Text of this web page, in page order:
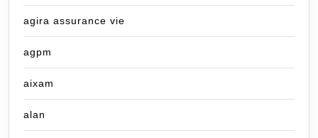
agira assurance vie
agpm
aixam
alan